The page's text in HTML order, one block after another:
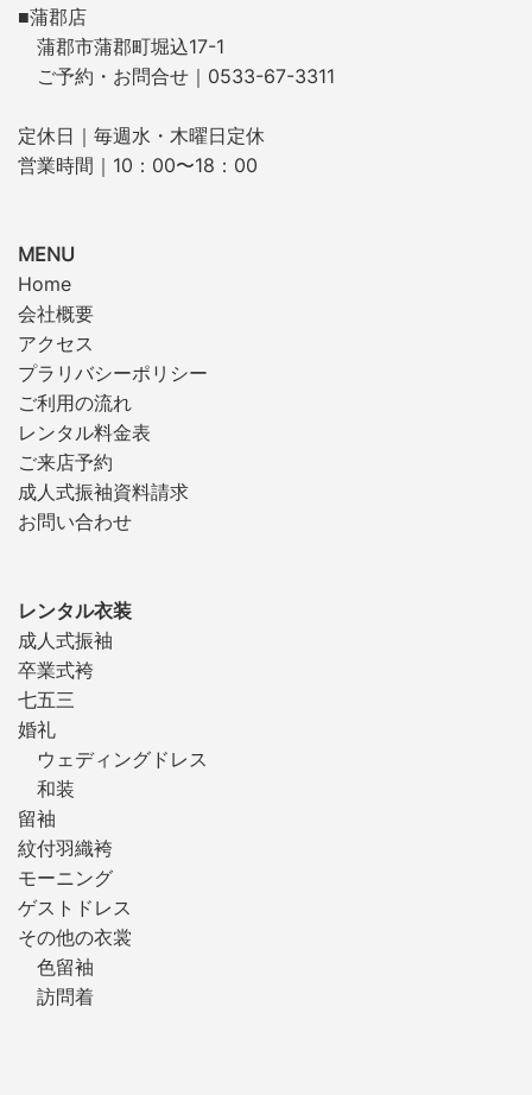
■蒲郡店
蒲郡市蒲郡町堀込17-1
ご予約・お問合せ｜0533-67-3311
定休日｜毎週水・木曜日定休
営業時間｜10：00〜18：00
MENU
Home
会社概要
アクセス
プラリバシーポリシー
ご利用の流れ
レンタル料金表
ご来店予約
成人式振袖資料請求
お問い合わせ
レンタル衣装
成人式振袖
卒業式袴
七五三
婚礼
ウェディングドレス
和装
留袖
紋付羽織袴
モーニング
ゲストドレス
その他の衣裳
色留袖
訪問着